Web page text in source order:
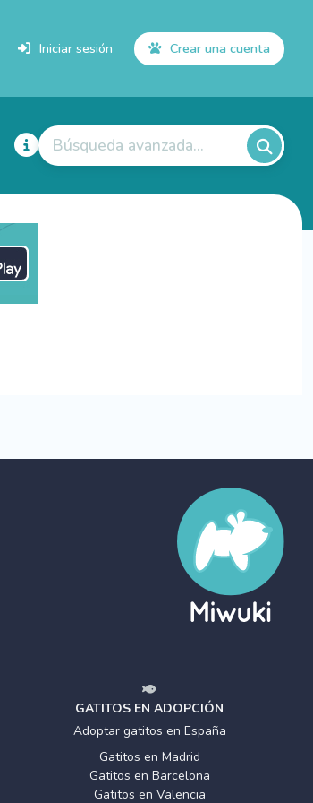
Iniciar sesión Crear una cuenta
Búsqueda avanzada...
GATITOS EN ADOPCIÓN
Adoptar gatitos en España
Gatitos en Madrid
Gatitos en Barcelona
Gatitos en Valencia